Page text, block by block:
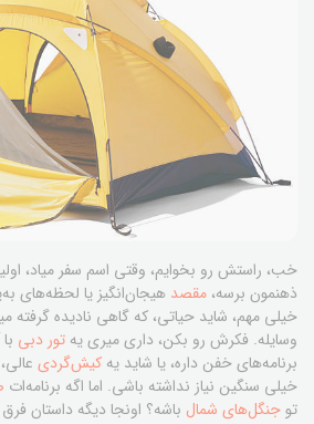
خب، راستش رو بخوایم، وقتی اسم سفر میاد،
ذهنمون برسه، مقصد هیجان‌انگیز یا لحظه‌های
خیلی مهم، شاید حیاتی، که گاهی نادیده گرفته
وسایله. فکرش رو بکن، داری میری یه تور دبی
برنامه‌های خفن داره، یا شاید یه کیش‌گردی
خیلی سنگین نیاز نداشته باشی. اما اگه برنامه‌ات
توجنگل‌های شمال باشه؟ اونجا دیگه داستان